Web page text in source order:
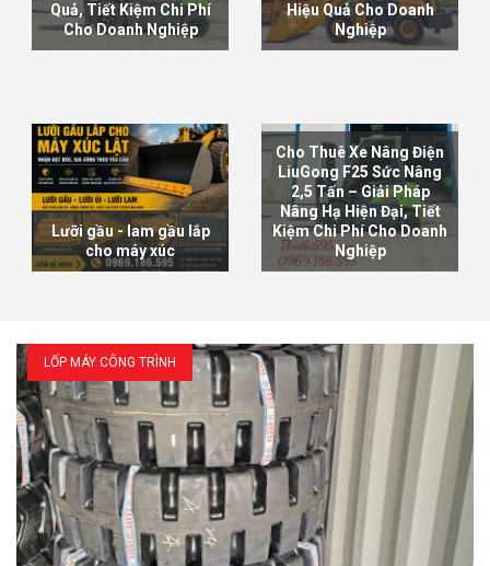
Quả, Tiết Kiệm Chi Phí
Cho Doanh Nghiệp
Hiệu Quả Cho Doanh
Nghiệp
Lưỡi gầu - lam gầu lắp
cho máy xúc
Cho Thuê Xe Nâng Điện
LiuGong F25 Sức Nâng
2,5 Tấn – Giải Pháp
Nâng Hạ Hiện Đại, Tiết
Kiệm Chi Phí Cho Doanh
Nghiệp
LỐP MÁY CÔNG TRÌNH